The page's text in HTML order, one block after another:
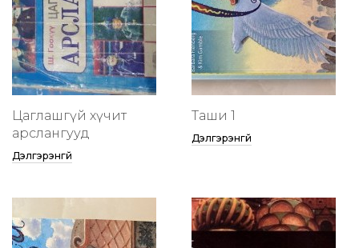
Цаглашгүй хүчит
арслангууд
Дэлгэрэнгүй
Таши 1
Дэлгэрэнгүй